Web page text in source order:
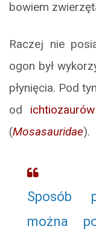
bowiem
Raczej nie
ogon był
płynięcia. Pod
od ichtiozaurów
(Mosasauridae).
Sposób
można